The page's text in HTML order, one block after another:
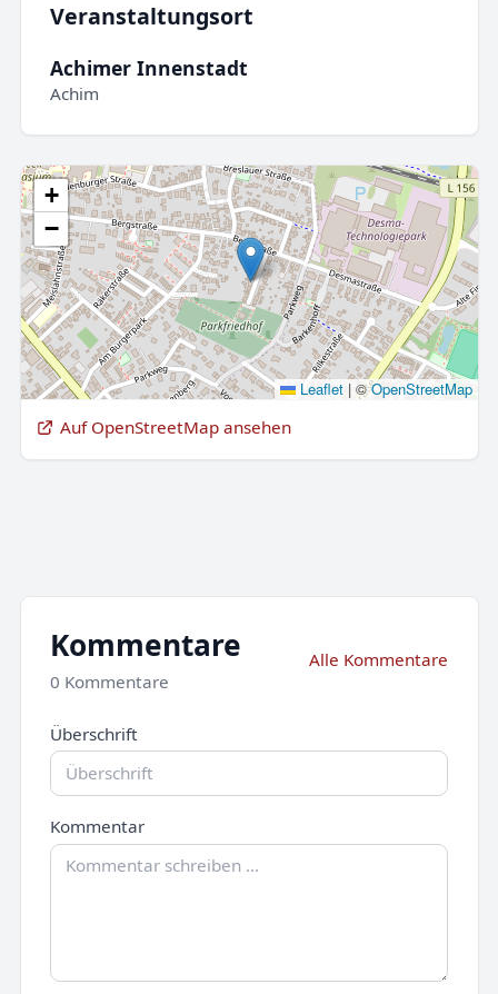
Veranstaltungsort
Achimer Innenstadt
Achim
+
−
Leaflet |©OpenStreetMap
Auf OpenStreetMap ansehen
Kommentare
0 Kommentare
Alle Kommentare
Überschrift
Kommentar